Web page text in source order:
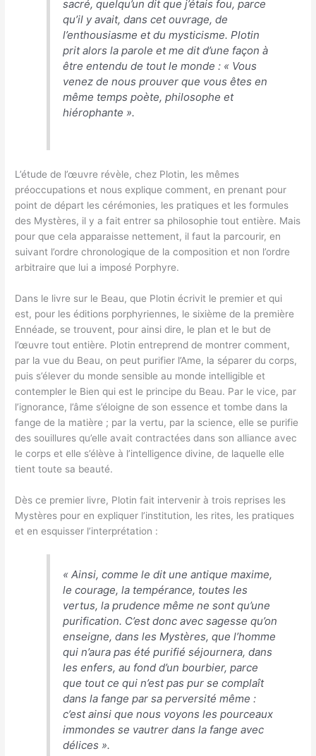
sacré, quelqu’un dit que j’étais fou, parce
qu’il y avait, dans cet ouvrage, de
l’enthousiasme et du mysticisme. Plotin
prit alors la parole et me dit d’une façon à
être entendu de tout le monde : « Vous
venez de nous prouver que vous êtes en
même temps poète, philosophe et
hiérophante ».
L’étude de l’œuvre révèle, chez Plotin, les mêmes
préoccupations et nous explique comment, en prenant pour
point de départ les cérémonies, les pratiques et les formules
des Mystères, il y a fait entrer sa philosophie tout entière. Mais
pour que cela apparaisse nettement, il faut la parcourir, en
suivant l’ordre chronologique de la composition et non l’ordre
arbitraire que lui a imposé Porphyre.
Dans le livre sur le Beau, que Plotin écrivit le premier et qui
est, pour les éditions porphyriennes, le sixième de la première
Ennéade, se trouvent, pour ainsi dire, le plan et le but de
l’œuvre tout entière. Plotin entreprend de montrer comment,
par la vue du Beau, on peut purifier l’Ame, la séparer du corps,
puis s’élever du monde sensible au monde intelligible et
contempler le Bien qui est le principe du Beau. Par le vice, par
l’ignorance, l’âme s’éloigne de son essence et tombe dans la
fange de la matière ; par la vertu, par la science, elle se purifie
des souillures qu’elle avait contractées dans son alliance avec
le corps et elle s’élève à l’intelligence divine, de laquelle elle
tient toute sa beauté.
Dès ce premier livre, Plotin fait intervenir à trois reprises les
Mystères pour en expliquer l’institution, les rites, les pratiques
et en esquisser l’interprétation :
«Ainsi, comme le dit une antique maxime,
le courage, la tempérance, toutes les
vertus, la prudence même ne sont qu’une
purification. C’est donc avec sagesse qu’on
enseigne, dans les Mystères, que l’homme
qui n’aura pas été purifié séjournera, dans
les enfers, au fond d’un bourbier, parce
que tout ce qui n’est pas pur se complaît
dans la fange par sa perversité même :
c’est ainsi que nous voyons les pourceaux
immondes se vautrer dans la fange avec
délices».